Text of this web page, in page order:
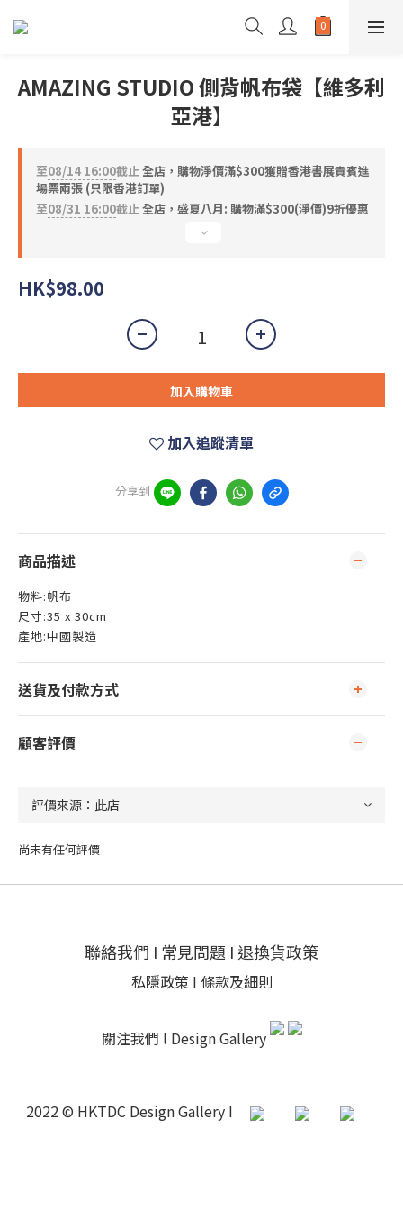
AMAZING STUDIO 側背帆布袋【維多利
亞港】
至08/14 16:00截止全店，購物淨價滿$300獲贈香港書展貴賓進
場票兩張 (只限香港訂單)
至08/31 16:00截止全店，盛夏八月: 購物滿$300(淨價)9折優惠
HK$98.00
加入購物車
加入追蹤清單
分享到
商品描述
物料:帆布
尺寸:35 x 30cm
產地:中國製造
送貨及付款方式
顧客評價
尚未有任何評價
聯絡我們 I 常見問題 I 退換貨政策
私隱政策 I 條款及細則
關注我們 l Design Gallery
2022 © HKTDC Design Gallery I